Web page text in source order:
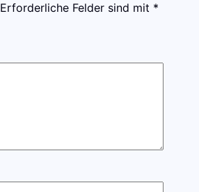
Erforderliche Felder sind mit *